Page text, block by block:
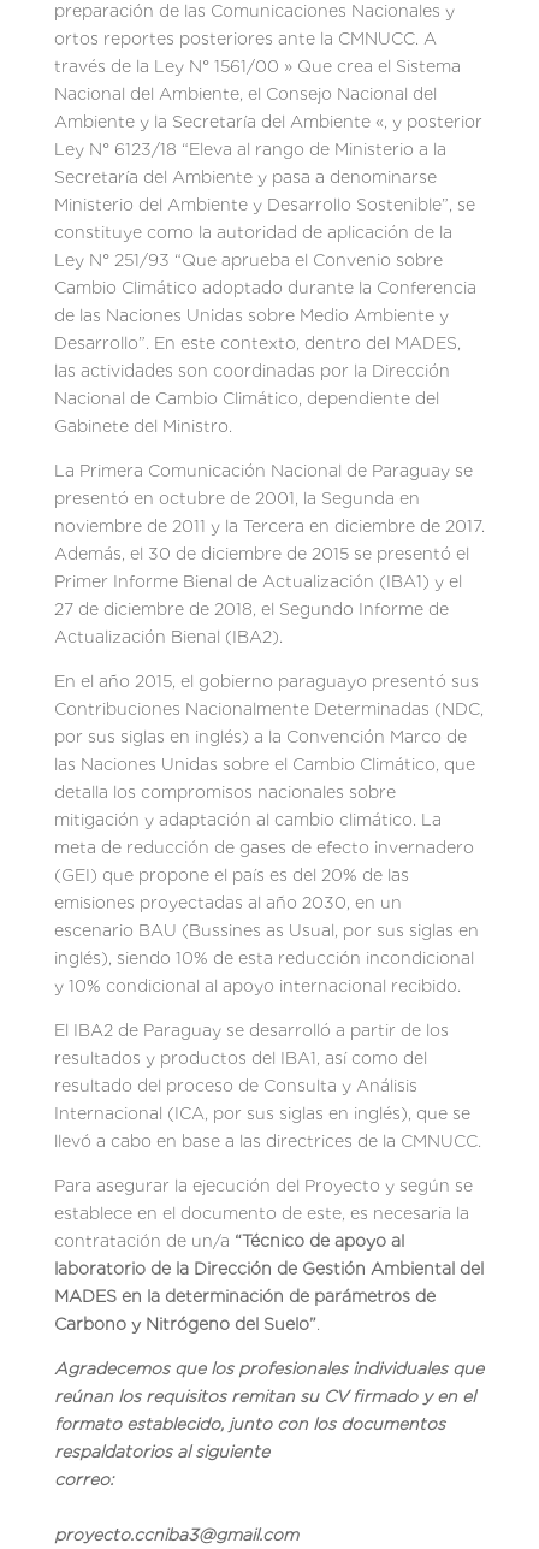
preparación de las Comunicaciones Nacionales y
ortos reportes posteriores ante la CMNUCC. A
través de la Ley N° 1561/00 » Que crea el Sistema
Nacional del Ambiente, el Consejo Nacional del
Ambiente y la Secretaría del Ambiente «, y posterior
Ley N° 6123/18 “Eleva al rango de Ministerio a la
Secretaría del Ambiente y pasa a denominarse
Ministerio del Ambiente y Desarrollo Sostenible”, se
constituye como la autoridad de aplicación de la
Ley N° 251/93 “Que aprueba el Convenio sobre
Cambio Climático adoptado durante la Conferencia
de las Naciones Unidas sobre Medio Ambiente y
Desarrollo”. En este contexto, dentro del MADES,
las actividades son coordinadas por la Dirección
Nacional de Cambio Climático, dependiente del
Gabinete del Ministro.
La Primera Comunicación Nacional de Paraguay se
presentó en octubre de 2001, la Segunda en
noviembre de 2011 y la Tercera en diciembre de 2017.
Además, el 30 de diciembre de 2015 se presentó el
Primer Informe Bienal de Actualización (IBA1) y el
27 de diciembre de 2018, el Segundo Informe de
Actualización Bienal (IBA2).
En el año 2015, el gobierno paraguayo presentó sus
Contribuciones Nacionalmente Determinadas (NDC,
por sus siglas en inglés) a la Convención Marco de
las Naciones Unidas sobre el Cambio Climático, que
detalla los compromisos nacionales sobre
mitigación y adaptación al cambio climático. La
meta de reducción de gases de efecto invernadero
(GEI) que propone el país es del 20% de las
emisiones proyectadas al año 2030, en un
escenario BAU (Bussines as Usual, por sus siglas en
inglés), siendo 10% de esta reducción incondicional
y 10% condicional al apoyo internacional recibido.
El IBA2 de Paraguay se desarrolló a partir de los
resultados y productos del IBA1, así como del
resultado del proceso de Consulta y Análisis
Internacional (ICA, por sus siglas en inglés), que se
llevó a cabo en base a las directrices de la CMNUCC.
Para asegurar la ejecución del Proyecto y según se
establece en el documento de este, es necesaria la
contratación de un/a “Técnico de apoyo al
laboratorio de la Dirección de Gestión Ambiental del
MADES en la determinación de parámetros de
Carbono y Nitrógeno del Suelo”.
Agradecemos que los profesionales individuales que
reúnan los requisitos remitan su CV firmado y en el
formato establecido, junto con los documentos
respaldatorios al siguiente
correo:
proyecto.ccniba3@gmail.com